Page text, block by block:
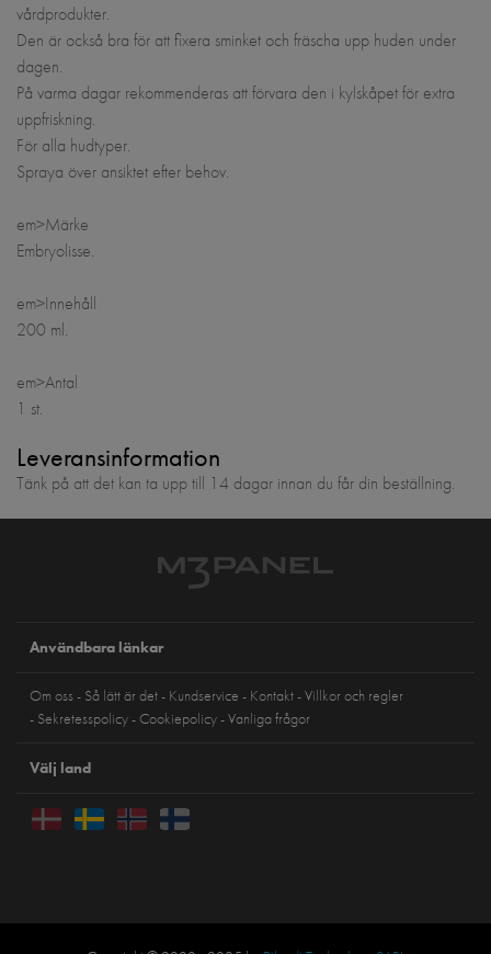
vårdprodukter.
Den är också bra för att fixera sminket och fräscha upp huden under
dagen.
På varma dagar rekommenderas att förvara den i kylskåpet för extra
uppfriskning.
För alla hudtyper.
Spraya över ansiktet efter behov.
em>Märke
Embryolisse.
em>Innehåll
200 ml.
em>Antal
1 st.
Leveransinformation
Tänk på att det kan ta upp till 14 dagar innan du får din beställning.
Användbara länkar
Om oss Så lätt är det Kundservice Kontakt Villkor och regler
Sekretesspolicy
Cookiepolicy Vanliga frågor
Välj land